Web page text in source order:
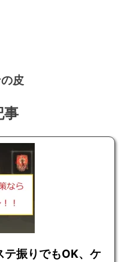
皮
事
振りでもOK、ケ